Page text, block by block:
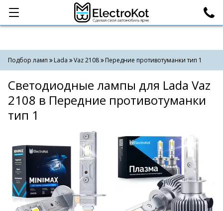
Категории Поиск
Подбор ламп Lada Vaz 2108 Передние противотуманки тип 1
Светодиодные лампы для Lada Vaz
2108 в Передние противотуманки
тип 1